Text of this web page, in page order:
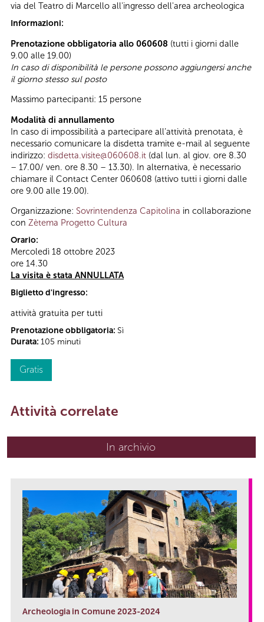
via del Teatro di Marcello all'ingresso dell'area archeologica
Informazioni:
Prenotazione obbligatoria allo 060608 (tutti i giorni dalle
9.00 alle 19.00)
In caso di disponibilità le persone possono aggiungersi anche
il giorno stesso sul posto
Massimo partecipanti: 15 persone
Modalità di annullamento
In caso di impossibilità a partecipare all’attività prenotata, è
necessario comunicare la disdetta tramite e-mail al seguente
indirizzo: disdetta.visite@060608.it (dal lun. al giov. ore 8.30
– 17.00/ ven. ore 8.30 – 13.30). In alternativa, è necessario
chiamare il Contact Center 060608 (attivo tutti i giorni dalle
ore 9.00 alle 19.00).
Organizzazione: Sovrintendenza Capitolina in collaborazione
con Zètema Progetto Cultura
Orario:
Mercoledì 18 ottobre 2023
ore 14.30
La visita è stata ANNULLATA
Biglietto d'ingresso:
attività gratuita per tutti
Prenotazione obbligatoria: Sì
Durata: 105 minuti
Gratis
Attività correlate
In archivio
Archeologia in Comune 2023-2024